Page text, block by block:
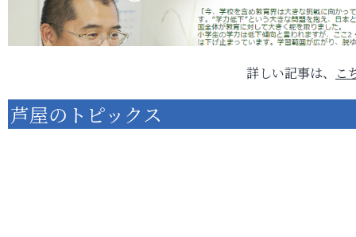
詳しい記事は、 こ
芦屋のトピックス